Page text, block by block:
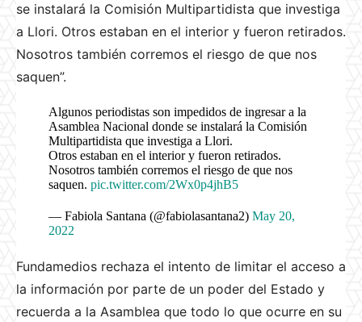
se instalará la Comisión Multipartidista que investiga
a Llori. Otros estaban en el interior y fueron retirados.
Nosotros también corremos el riesgo de que nos
saquen”.
Algunos periodistas son impedidos de ingresar a la
Asamblea Nacional donde se instalará la Comisión
Multipartidista que investiga a Llori.
Otros estaban en el interior y fueron retirados.
Nosotros también corremos el riesgo de que nos
saquen. pic.twitter.com/2Wx0p4jhB5
— Fabiola Santana (@fabiolasantana2) May 20,
2022
Fundamedios rechaza el intento de limitar el acceso a
la información por parte de un poder del Estado y
recuerda a la Asamblea que todo lo que ocurre en su